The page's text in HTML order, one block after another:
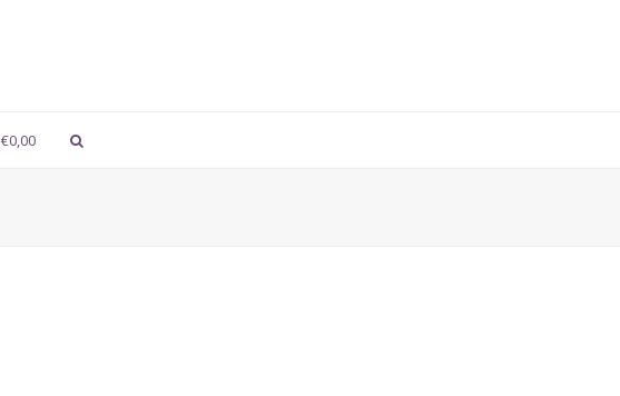
€0,00